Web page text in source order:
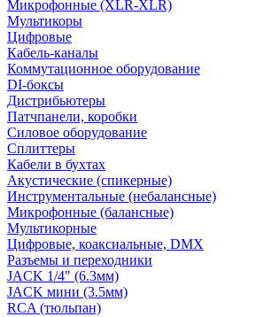
Микрофонные (XLR-XLR)
Мультикоры
Цифровые
Кабель-каналы
Коммутационное оборудование
DI-боксы
Дистрибьютеры
Патчпанели, коробки
Силовое оборудование
Сплиттеры
Кабели в бухтах
Акустические (спикерные)
Инструментальные (небалансные)
Микрофонные (балансные)
Мультикорные
Цифровые, коаксиальные, DMX
Разъемы и переходники
JACK 1/4" (6.3мм)
JACK мини (3.5мм)
RCA (тюльпан)